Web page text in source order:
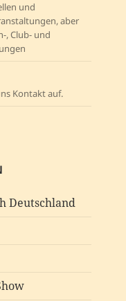
und
aber
, Club- und
Kontakt auf.
Deutschland